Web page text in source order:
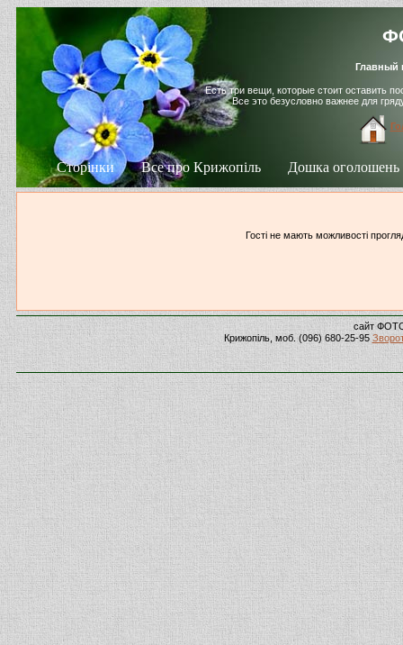
Главный
Есть три вещи, которые стоит оставить
Все это безусловно важнее для
Сторінки Все про Крижопіль Дошка оголошень
Гості не мають можливості
сайт
Крижопіль, моб. (096) 680-25-95